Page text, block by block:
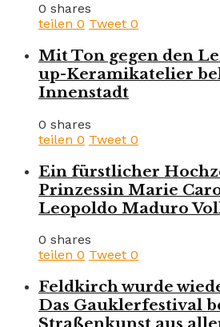
0 shares
teilen 0 Tweet 0
Mit Ton gegen den
up-Keramikatelier
Innenstadt
0 shares
teilen 0 Tweet 0
Ein fürstlicher
Prinzessin Marie
Leopoldo Maduro
0 shares
teilen 0 Tweet 0
Feldkirch wurde
Das Gauklerfestival